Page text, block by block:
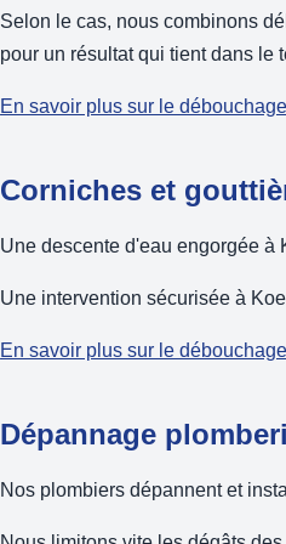
Selon le cas, nous combinons
pour un résultat qui tient dans le
En savoir plus sur le
Corniches et
Une descente d'eau engorgée à
Une intervention sécurisée à
En savoir plus sur le
Dépannage
Nos plombiers dépannent et